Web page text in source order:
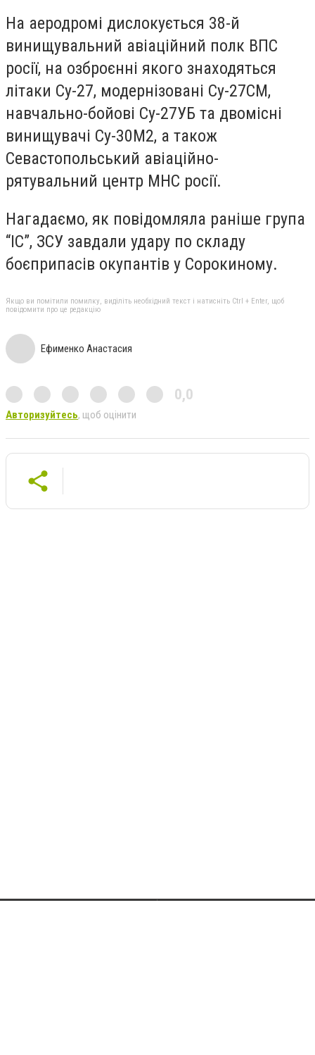
На аеродромі дислокується 38-й
винищувальний авіаційний полк ВПС
росії, на озброєнні якого знаходяться
літаки Су-27, модернізовані Су-27СМ,
навчально-бойові Су-27УБ та двомісні
винищувачі Су-30М2, а також
Севастопольський авіаційно-
рятувальний центр МНС росії.
Нагадаємо, як повідомляла раніше група
“ІС”, ЗСУ завдали удару по складу
боєприпасів окупантів у Сорокиному.
Якщо ви помітили помилку, виділіть необхідний текст і натисніть Ctrl + Enter, щоб
повідомити про це редакцію
Ефименко Анастасия
0,0
Авторизуйтесь, щоб оцінити